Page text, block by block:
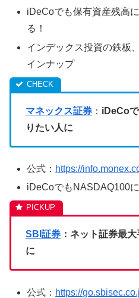
iDeCoでも保有資産残高
る！
インデックス投資の鉄板
インナップ
マネックス証券 ： iDeCo
りたい人に
公式： https://
iDeCoでもNASDAQ100
SBI証券 ：ネット証券最
に
公式： https://